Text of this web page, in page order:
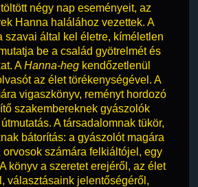
négy nap eseményeit, az
Hanna halálához vezettek. A
szavai által kel életre, kíméletlen
be a család gyötrelmét és
AHanna-hegkendőzetlenül
az élet törékenységével. A
vigaszkönyv, reményt hordozó
szakembereknek gyászolók
A társadalomnak tükör,
bátorítás: a gyászolót magára
orvosok számára felkiáltójel, egy
könyv a szeretet erejéről, az élet
választásaink jelentőségéről,